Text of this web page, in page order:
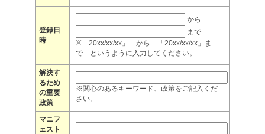
登録日
時
から
まで
※「20xx/xx/xx」 から 「20xx/xx/xx」ま
で というように入力してください。
解決す
るため
の重要
政策
※関心のあるキーワード、政策をご記入くだ
さい。
マニフ
ェスト